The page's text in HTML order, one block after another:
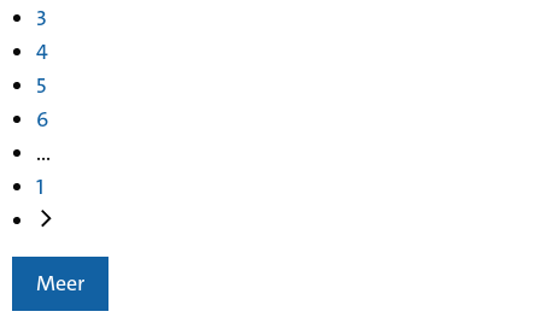
3
4
5
6
...
1
Meer